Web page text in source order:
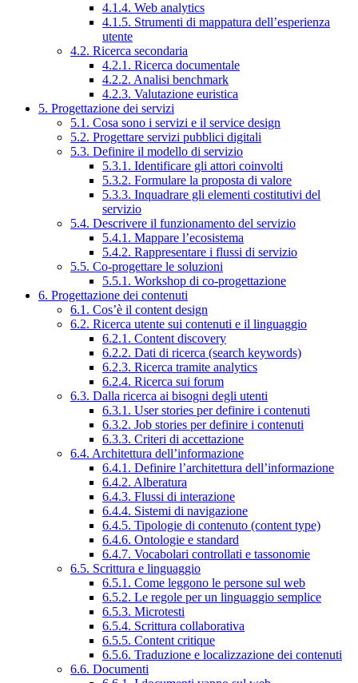
4.1.4. Web analytics
4.1.5. Strumenti di mappatura dell’esperienza
utente
4.2. Ricerca secondaria
4.2.1. Ricerca documentale
4.2.2. Analisi benchmark
4.2.3. Valutazione euristica
5. Progettazione dei servizi
5.1. Cosa sono i servizi e il service design
5.2. Progettare servizi pubblici digitali
5.3. Definire il modello di servizio
5.3.1. Identificare gli attori coinvolti
5.3.2. Formulare la proposta di valore
5.3.3. Inquadrare gli elementi costitutivi del
servizio
5.4. Descrivere il funzionamento del servizio
5.4.1. Mappare l’ecosistema
5.4.2. Rappresentare i flussi di servizio
5.5. Co-progettare le soluzioni
5.5.1. Workshop di co-progettazione
6. Progettazione dei contenuti
6.1. Cos’è il content design
6.2. Ricerca utente sui contenuti e il linguaggio
6.2.1. Content discovery
6.2.2. Dati di ricerca (search keywords)
6.2.3. Ricerca tramite analytics
6.2.4. Ricerca sui forum
6.3. Dalla ricerca ai bisogni degli utenti
6.3.1. User stories per definire i contenuti
6.3.2. Job stories per definire i contenuti
6.3.3. Criteri di accettazione
6.4. Architettura dell’informazione
6.4.1. Definire l’architettura dell’informazione
6.4.2. Alberatura
6.4.3. Flussi di interazione
6.4.4. Sistemi di navigazione
6.4.5. Tipologie di contenuto (content type)
6.4.6. Ontologie e standard
6.4.7. Vocabolari controllati e tassonomie
6.5. Scrittura e linguaggio
6.5.1. Come leggono le persone sul web
6.5.2. Le regole per un linguaggio semplice
6.5.3. Microtesti
6.5.4. Scrittura collaborativa
6.5.5. Content critique
6.5.6. Traduzione e localizzazione dei contenuti
6.6. Documenti